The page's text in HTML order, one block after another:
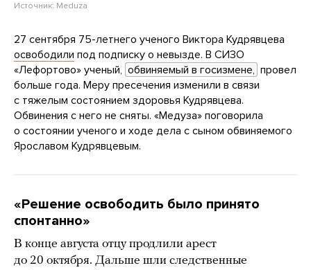
Источник: Meduza
27 сентября 75-летнего ученого Виктора Кудрявцева
освободили под подписку о невызде. В СИЗО
«Лефортово» ученый, обвиняемый в госизмене, провел
больше года. Меру пресечения изменили в связи
с тяжелым состоянием здоровья Кудрявцева.
Обвинения с него не сняты. «Медуза» поговорила
о состоянии ученого и ходе дела с сыном обвиняемого
Ярославом Кудрявцевым.
«Решение освободить было принято
спонтанно»
В конце августа отцу продлили арест
до 20 октября. Дальше шли следственные